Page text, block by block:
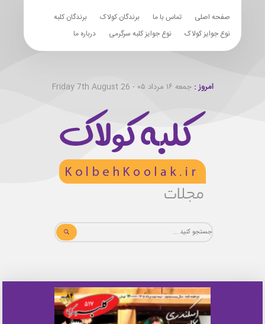
صفحه اصلی تماس با ما برندگان کولاک
برندگان کلبه
نوع جوایز کولاک
نوع جوایز کلبه سرگرمی درباره ما
امروز :جمعه ۱۶ مرداد ۰۵ - Friday 7th August 26